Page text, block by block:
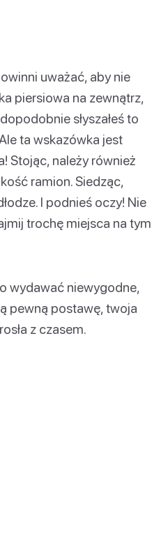
uważać, aby nie
piersiowa na zewnątrz,
słyszałeś to
ta wskazówka jest
Stojąc, należy również
ramion. Siedząc,
I podnieś oczy! Nie
trochę miejsca na tym
wydawać niewygodne,
pewną postawę, twoja
z czasem.